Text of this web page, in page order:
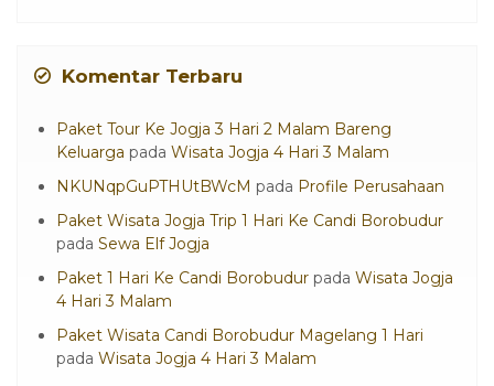
Komentar Terbaru
Paket Tour Ke Jogja 3 Hari 2 Malam Bareng
Keluarga pada Wisata Jogja 4 Hari 3 Malam
NKUNqpGuPTHUtBWcM pada Profile Perusahaan
Paket Wisata Jogja Trip 1 Hari Ke Candi Borobudur
pada Sewa Elf Jogja
Paket 1 Hari Ke Candi Borobudur pada Wisata Jogja
4 Hari 3 Malam
Paket Wisata Candi Borobudur Magelang 1 Hari
pada Wisata Jogja 4 Hari 3 Malam